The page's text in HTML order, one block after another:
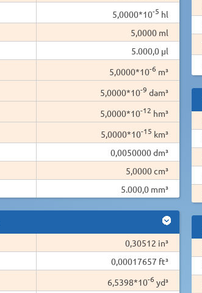
5,0000*10-5 hl
5,0000 ml
5.000,0 µl
5,0000*10-6 m³
5,0000*10-9 dam³
5,0000*10-12 hm³
5,0000*10-15 km³
0,0050000 dm³
5,0000 cm³
5.000,0 mm³
0,30512 in³
0,00017657 ft³
6,5398*10-6 yd³